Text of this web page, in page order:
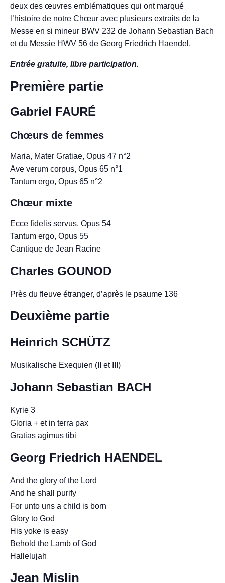
deux des œuvres emblématiques qui ont marqué
l’histoire de notre Chœur avec plusieurs extraits de la
Messe en si mineur BWV 232 de Johann Sebastian Bach
et du Messie HWV 56 de Georg Friedrich Haendel.
Entrée gratuite, libre participation.
Première partie
Gabriel FAURÉ
Chœurs de femmes
Maria, Mater Gratiae, Opus 47 n°2
Ave verum corpus, Opus 65 n°1
Tantum ergo, Opus 65 n°2
Chœur mixte
Ecce fidelis servus, Opus 54
Tantum ergo, Opus 55
Cantique de Jean Racine
Charles GOUNOD
Près du fleuve étranger, d’après le psaume 136
Deuxième partie
Heinrich SCHÜTZ
Musikalische Exequien (II et III)
Johann Sebastian BACH
Kyrie 3
Gloria + et in terra pax
Gratias agimus tibi
Georg Friedrich HAENDEL
And the glory of the Lord
And he shall purify
For unto uns a child is born
Glory to God
His yoke is easy
Behold the Lamb of God
Hallelujah
Jean Mislin